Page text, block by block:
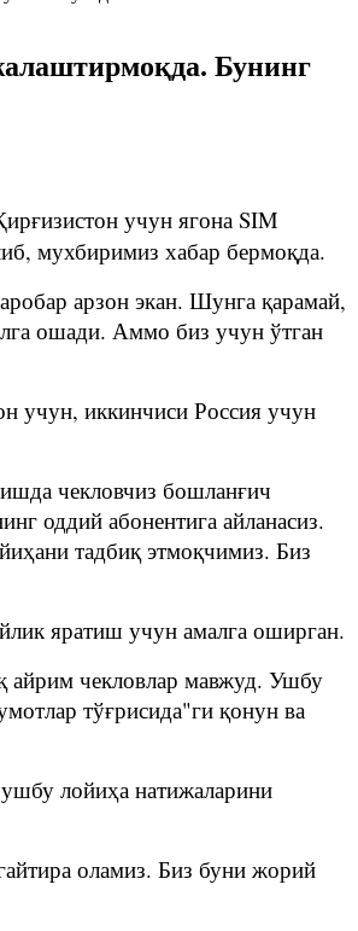
Бунинг
учун ягона SIM
мухбиримиз хабар бермоқда.
арзон экан. Шунга қарамай,
ошади. Аммо биз учун ўтган
учун, иккинчиси Россия учун
чекловчиз бошланғич
оддий абонентига айланасиз.
тадбиқ этмоқчимиз. Биз
яратиш учун амалга оширган.
айрим чекловлар мавжуд. Ушбу
тўғрисида"ги қонун ва
лойиҳа натижаларини
оламиз. Биз буни жорий